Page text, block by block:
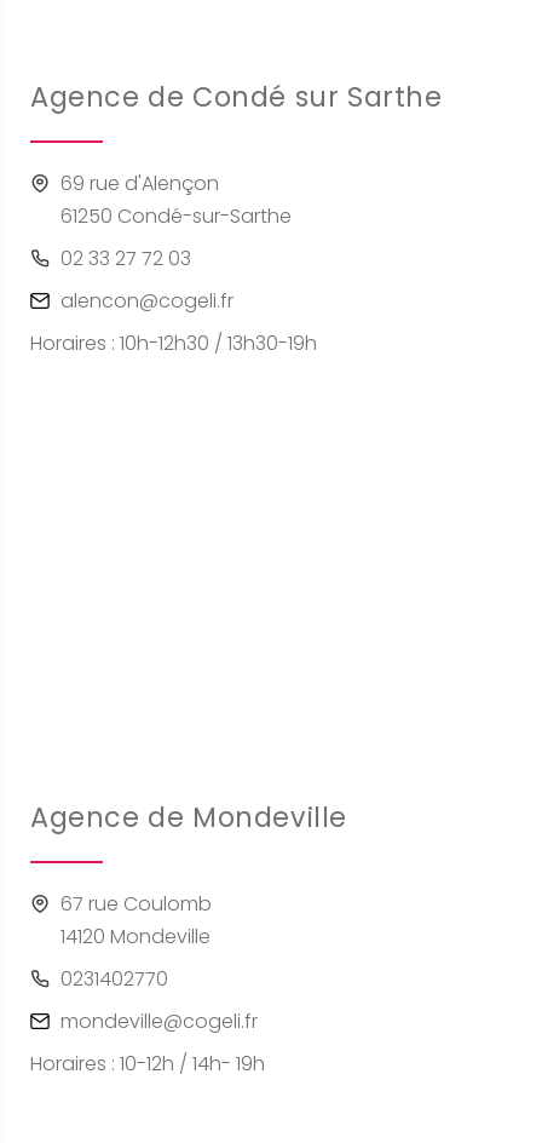
Agence de Condé sur Sarthe
69 rue d'Alençon
61250 Condé-sur-Sarthe
02 33 27 72 03
alencon@cogeli.fr
Horaires : 10h-12h30 / 13h30-19h
Agence de Mondeville
67 rue Coulomb
14120 Mondeville
0231402770
mondeville@cogeli.fr
Horaires : 10-12h / 14h- 19h